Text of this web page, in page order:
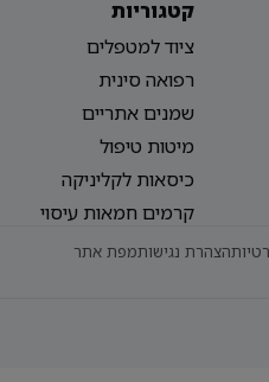
קטגוריות
ציוד למטפלים
רפואה סינית
שמנים אתריים
מיטות טיפול
כיסאות לקליניקה
קרמים חמאות עיסוי
הצהרת נגישותמפת אתר